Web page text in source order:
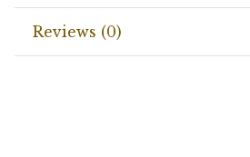
Reviews (0)